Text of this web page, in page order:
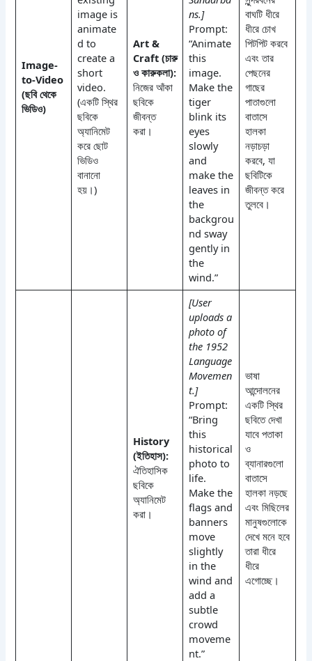
Image-
to-Video
(ছবি থেকে
ভিডিও)
image is
animate
d to
create a
short
video.
(একটি স্থির
ছবিকে
অ্যানিমেট
করে ছোট
ভিডিও
বানানো
হয়।)
Art &
Craft (চারু
ও কারুকলা):
নিজের আঁকা
ছবিকে
জীবন্ত
করা।
ns.]
Prompt:
“Animate
this
image.
Make the
tiger
blink its
eyes
slowly
and
make the
leaves in
the
backgrou
nd sway
gently in
the
wind.”
বাঘটি ধীরে
ধীরে চোখ
পিটপিট করবে
এবং তার
পেছনের
গাছের
পাতাগুলো
বাতাসে
হালকা
নড়াচড়া
করবে, যা
ছবিটিকে
জীবন্ত করে
তুলবে।
History
(ইতিহাস):
ঐতিহাসিক
ছবিকে
অ্যানিমেট
করা।
[User
uploads a
photo of
the 1952
Language
Movemen
t.]
Prompt:
“Bring
this
historical
photo to
life.
Make the
flags and
banners
move
slightly
in the
wind and
add a
subtle
crowd
moveme
nt.”
ভাষা
আন্দোলনের
একটি স্থির
ছবিতে দেখা
যাবে পতাকা
ও
ব্যানারগুলো
বাতাসে
হালকা নড়ছে
এবং মিছিলের
মানুষগুলোকে
দেখে মনে হবে
তারা ধীরে
ধীরে
এগোচ্ছে।